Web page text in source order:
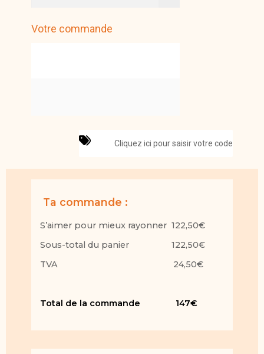
Cliquez ici pour saisir votre code
Votre commande
Ta commande :
S’aimer pour mieux rayonner 122,50€
Sous-total du panier 122,50€
TVA 24,50€
Total de la commande 147€